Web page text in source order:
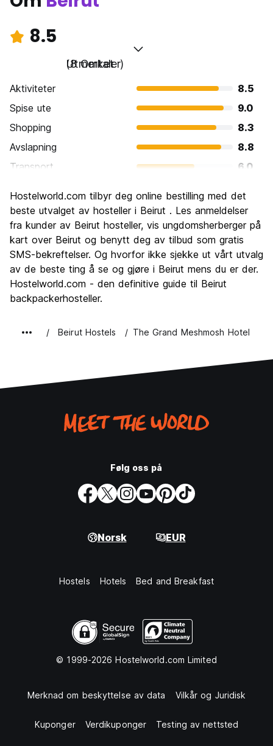
8.5
Utmerket
(8 Omtaler)
Aktiviteter
8.5
Spise ute
9.0
Shopping
8.3
Avslapning
8.8
Transport
6.0
Kultur
9.8
Feste
9.5
Verdi for pengene
8.0
Hostelworld.com tilbyr deg online bestilling med det
beste utvalget av hosteller i Beirut . Les anmeldelser
fra kunder av Beirut hosteller, vis ungdomsherberger på
kart over Beirut og benytt deg av tilbud som gratis
SMS-bekreftelser. Og hvorfor ikke sjekke ut vårt utvalg
av de beste ting å se og gjøre i Beirut mens du er der.
Hostelworld.com - den definitive guide til Beirut
backpackerhosteller.
Beirut Hostels The Grand Meshmosh Hotel
Følg oss på
Norsk EUR
Hostels Hotels Bed and Breakfast
© 1999-2026 Hostelworld.com Limited
Merknad om beskyttelse av data Vilkår og Juridisk
Kuponger Verdikuponger Testing av nettsted